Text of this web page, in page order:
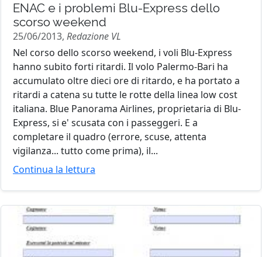
ENAC e i problemi Blu-Express dello
scorso weekend
25/06/2013, Redazione VL
Nel corso dello scorso weekend, i voli Blu-Express
hanno subito forti ritardi. Il volo Palermo-Bari ha
accumulato oltre dieci ore di ritardo, e ha portato a
ritardi a catena su tutte le rotte della linea low cost
italiana. Blue Panorama Airlines, proprietaria di Blu-
Express, si e' scusata con i passeggeri. E a
completare il quadro (errore, scuse, attenta
vigilanza... tutto come prima), il...
Continua la lettura